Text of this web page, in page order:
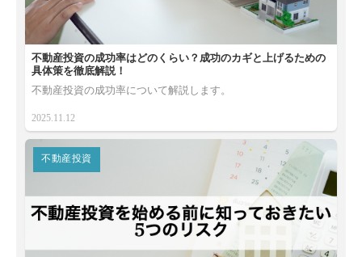
不動産投資の成功率はどのくらい？成功のカギと上げるための
具体策を徹底解説！
不動産投資の成功率について解説します。
2025.11.12
不動産投資